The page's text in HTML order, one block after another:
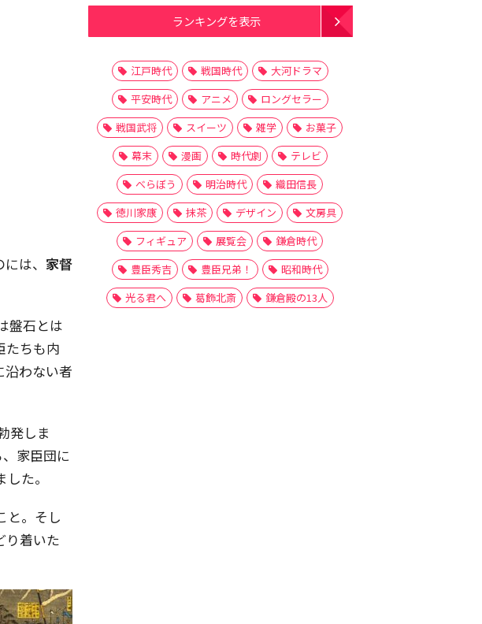
は、 家督
盤石とは
たちも内
沿わない者
発しま
家臣団に
した。
と。そし
り着いた
ランキングを表示
江戸時代 戦国時代
大河ドラマ
平安時代
アニメ
ロングセラー
戦国武将
スイーツ 雑学
お菓子
幕末
漫画 時代劇
テレビ
べらぼう
明治時代
織田信長
徳川家康
抹茶 デザイン
文房具
フィギュア
展覧会
鎌倉時代
豊臣秀吉
豊臣兄弟！
昭和時代
光る君へ
葛飾北斎 鎌倉殿の13人